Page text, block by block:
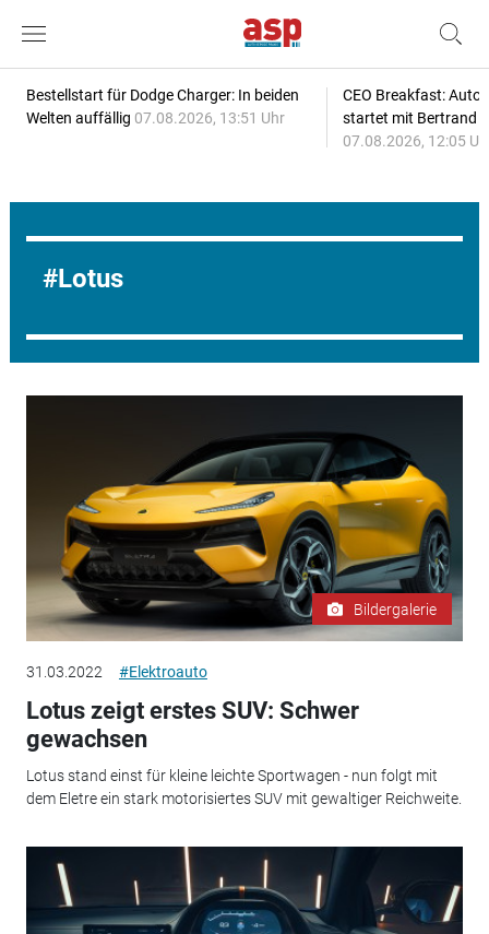
Bestellstart für Dodge Charger: In beiden
Welten auffällig 07.08.2026, 13:51 Uhr
CEO Breakfast:
startet mit Bertrand
07.08.2026, 12:05
Lotus
Bildergalerie
31.03.2022 #Elektroauto
Lotus zeigt erstes SUV: Schwer
gewachsen
Lotus stand einst für kleine leichte Sportwagen - nun folgt mit
dem Eletre ein stark motorisiertes SUV mit gewaltiger Reichweite.